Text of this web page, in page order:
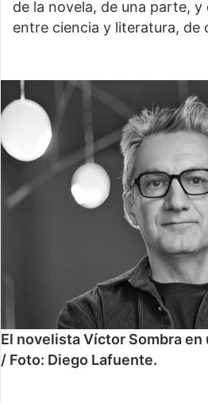
de la novela, de una parte, y
entre ciencia y literatura, de
El novelista Víctor Sombra
/ Foto: Diego Lafuente.